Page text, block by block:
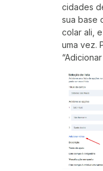
cidades
sua base
colar ali,
uma vez.